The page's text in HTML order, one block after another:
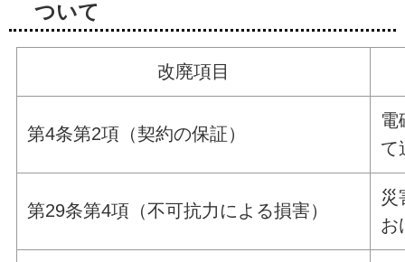
ついて
改廃項目
第4条第2項（契約の保証）
電
て
第29条第4項（不可抗力による損害）
災
お